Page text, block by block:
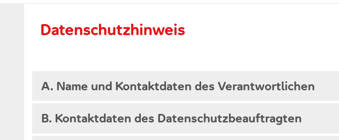
Datenschutzhinweis
A. Name und Kontaktdaten des Verantwortlichen
B. Kontaktdaten des Datenschutzbeauftragten